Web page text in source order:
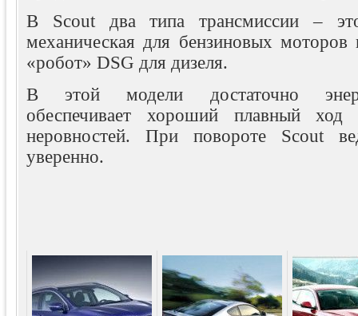
В Scout два типа трансмиссии –
механическая для бензиновых
«робот» DSG для дизеля.
В этой модели достаточно
обеспечивает хороший плавный ход
неровностей. При повороте Scout
уверенно.